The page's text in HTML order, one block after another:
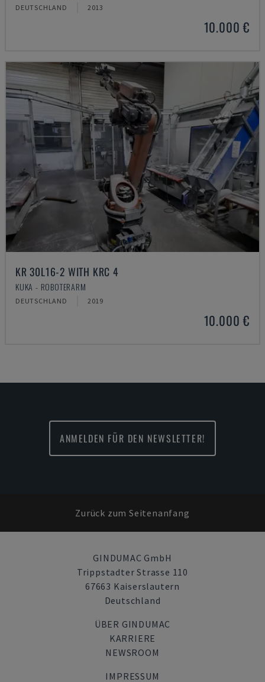
DEUTSCHLAND 2013
10.000 €
KR 30L16-2 WITH KRC 4
KUKA - ROBOTERARM
DEUTSCHLAND 2019
10.000 €
ANMELDEN FÜR DEN NEWSLETTER!
Zurück zum Seitenanfang
GINDUMAC GmbH
Trippstadter Strasse 110
67663 Kaiserslautern
Deutschland
ÜBER GINDUMAC
KARRIERE
NEWSROOM
IMPRESSUM